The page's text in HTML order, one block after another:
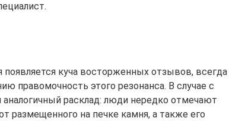
появляется куча восторженных отзывов, всегда
правомочность этого резонанса. В случае с
расклад: люди нередко отмечают
размещенного на печке камня, а также его